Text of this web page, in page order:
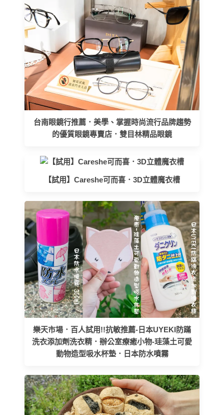
台南眼鏡行推薦．美學、掌握時尚流行品牌趨勢
的優質眼鏡專賣店．雙目林精品眼鏡
【試用】Careshe可而喜．3D立體魔衣槽
樂天市場．百人試用!!抗敏推薦-日本UYEKI防蹣
洗衣添加劑洗衣精．辦公室療癒小物-珪藻土可愛
動物造型吸水杯墊．日本防水噴霧